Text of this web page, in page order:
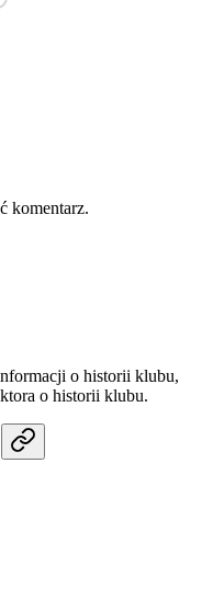
komentarz.
o historii klubu,
o historii klubu.